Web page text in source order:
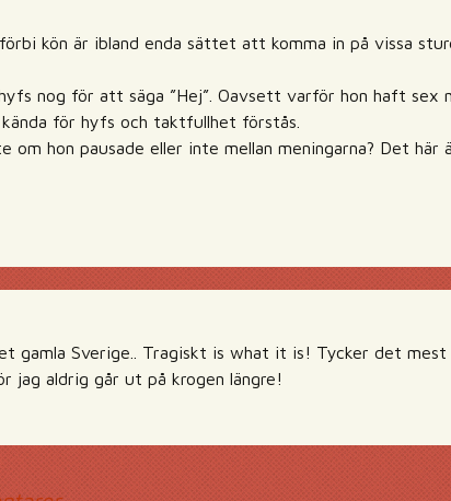
kön är ibland enda sättet att komma in på vissa
nog för att säga ”Hej”. Oavsett varför hon haft sex
för hyfs och taktfullhet förstås.
om hon pausade eller inte mellan meningarna? Det här
gamla Sverige.. Tragiskt is what it is! Tycker det
jag aldrig går ut på krogen längre!